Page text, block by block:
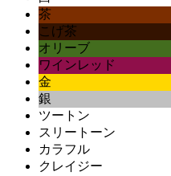
茶
こげ茶
オリーブ
ワインレッド
金
銀
ツートン
スリートーン
カラフル
クレイジー